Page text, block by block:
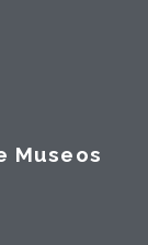
Museos